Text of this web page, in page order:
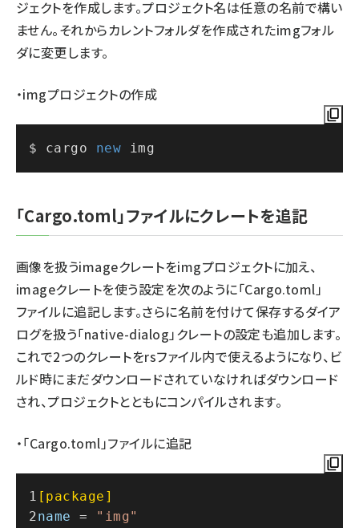
ジェクトを作成します。プロジェクト名は任意の名前で構い
ません。それからカレントフォルダを作成されたimgフォル
ダに変更します。
・imgプロジェクトの作成
$ cargo new img
「Cargo.toml」ファイルにクレートを追記
画像を扱うimageクレートをimgプロジェクトに加え、
imageクレートを使う設定を次のように「Cargo.toml」
ファイルに追記します。さらに名前を付けて保存するダイア
ログを扱う「native-dialog」クレートの設定も追加します。
これで2つのクレートをrsファイル内で使えるようになり、ビ
ルド時にまだダウンロードされていなければダウンロード
され、プロジェクトとともにコンパイルされます。
・「Cargo.toml」ファイルに追記
[package]
name
= "img"